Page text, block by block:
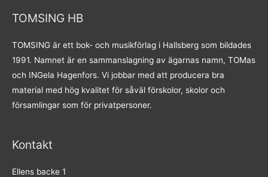
TOMSING HB
TOMSING är ett bok- och musikförlag i Hallsberg som bildades
1991. Namnet är en sammanslagning av ägarnas namn, TOMas
och INGela Hagenfors. Vi jobbar med att producera bra
material med hög kvalitet för såväl förskolor, skolor och
församlingar som för privatpersoner.
Kontakt
Ellens backe 1